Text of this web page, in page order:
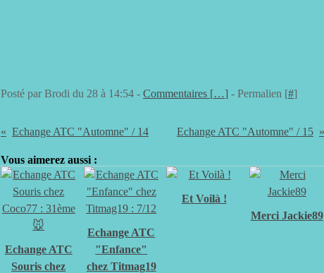
Posté par Brodi du 28 à 14:54 - Commentaires […] - Permalien [#]
Echange ATC "Automne" / 14 Echange ATC "Automne" / 15
Vous aimerez aussi :
Echange ATC
Souris chez
Echange ATC
"Enfance"
chez Titmag19
Et Voilà !
Merci Jackie89